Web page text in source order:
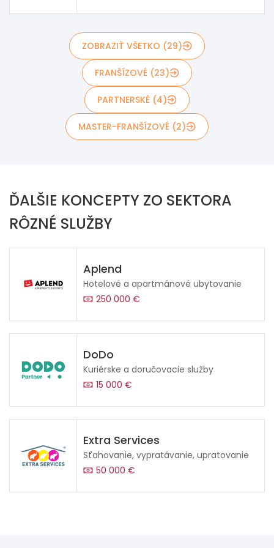
ZOBRAZIŤ VŠETKO (29)
FRANŠÍZOVÉ (23)
PARTNERSKÉ (4)
MASTER-FRANŠÍZOVÉ (2)
ĎALŠIE KONCEPTY ZO SEKTORA
RÔZNÉ SLUŽBY
Aplend
Hotelové a apartmánové ubytovanie
250 000 €
DoDo
Kuriérske a doručovacie služby
15 000 €
Extra Services
Sťahovanie, vypratávanie, upratovanie
50 000 €